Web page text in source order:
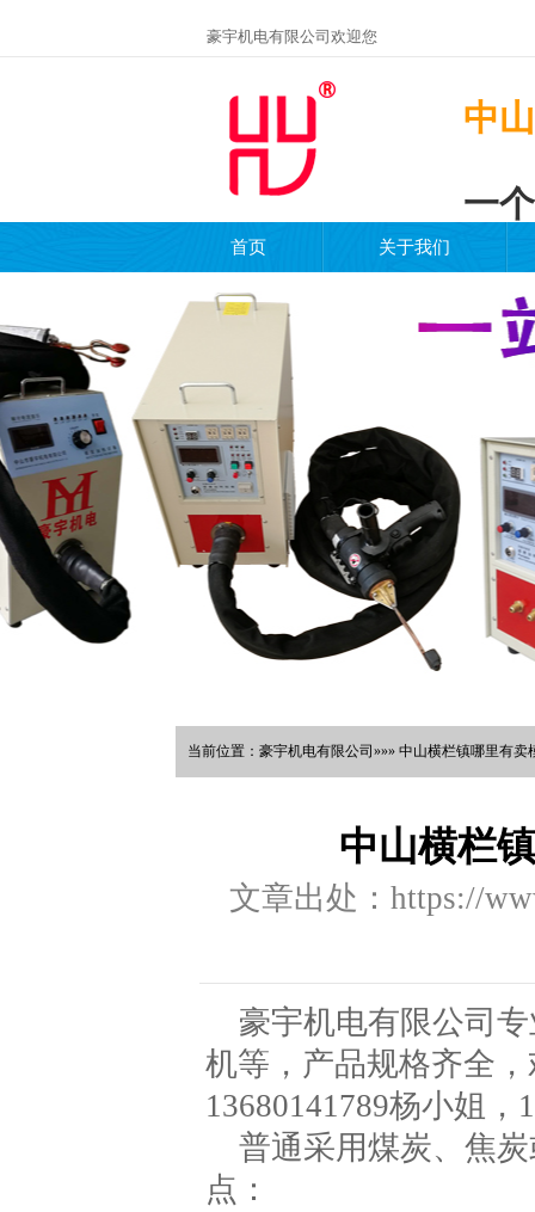
豪宇机电有限公司欢迎您
中
一
首页 关于我们
当前位置：豪宇机电有限公司»»» 中山横栏镇哪里有卖
中山横栏
文章出处：https://
豪宇机电有限公司
机等，产品规格齐全
13680141789杨小姐，
普通采用煤炭、焦
点：